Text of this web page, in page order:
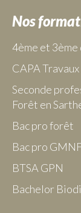
Nos
4ème et
CAPA
Seconde
Forêt en
Bac pro forêt
Bac pro
BTSA GPN
Bachelor